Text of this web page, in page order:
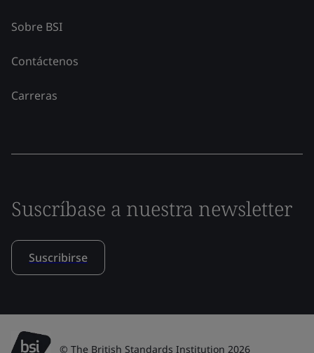
Sobre BSI
Contáctenos
Carreras
Suscríbase a nuestra newsletter
Suscribirse
© The British Standards Institution 2026